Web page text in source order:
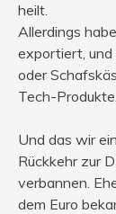
heilt.
Allerdings
exportiert,
oder
Tech-Produkte.
Und das wir
Rückkehr zur
verbannen.
dem Euro